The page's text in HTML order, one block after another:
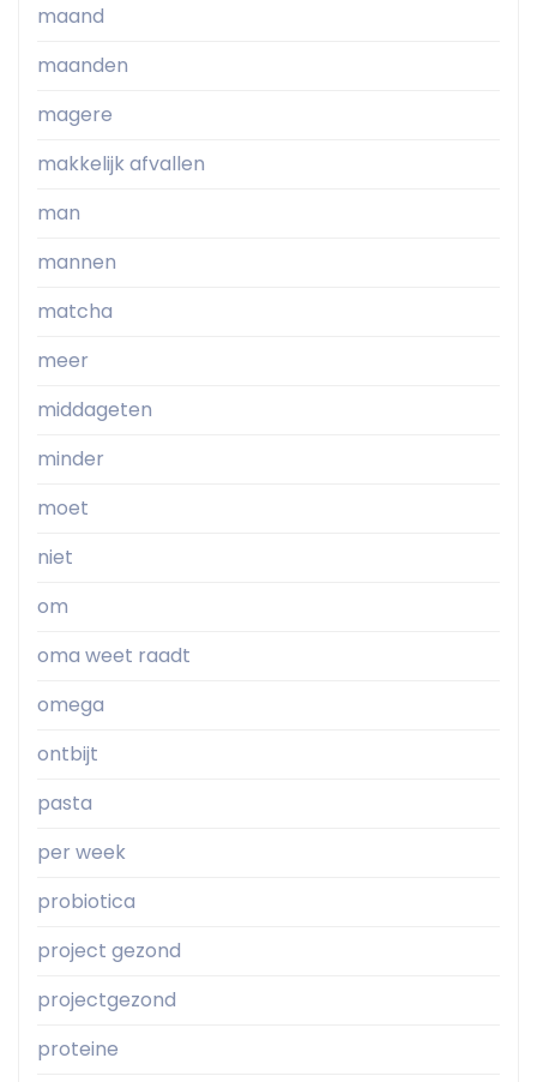
maand
maanden
magere
makkelijk afvallen
man
mannen
matcha
meer
middageten
minder
moet
niet
om
oma weet raadt
omega
ontbijt
pasta
per week
probiotica
project gezond
projectgezond
proteine